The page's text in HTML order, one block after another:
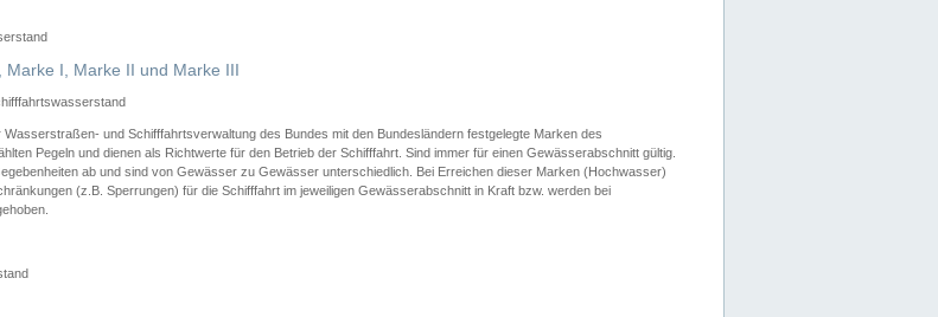
Marke I, Marke II und Marke III
Wasserstraßen- und Schifffahrtsverwaltung des Bundes mit den Bundesländern festgelegte Marken des
Pegeln und dienen als Richtwerte für den Betrieb der Schifffahrt. Sind immer für einen Gewässerabschnitt gültig.
ab und sind von Gewässer zu Gewässer unterschiedlich. Bei Erreichen dieser Marken (Hochwasser)
(z.B. Sperrungen) für die Schifffahrt im jeweiligen Gewässerabschnitt in Kraft bzw. werden bei